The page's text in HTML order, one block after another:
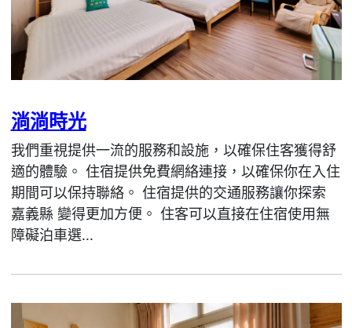
淌淌時光
我們重視提供一流的服務和設施，以確保住客獲得舒
適的體驗。 住宿提供免費網絡連接，以確保你在入住
期間可以保持聯絡。 住宿提供的交通服務讓你探索
嘉義縣 變得更加方便。 住客可以直接在住宿使用無
障礙泊車選...